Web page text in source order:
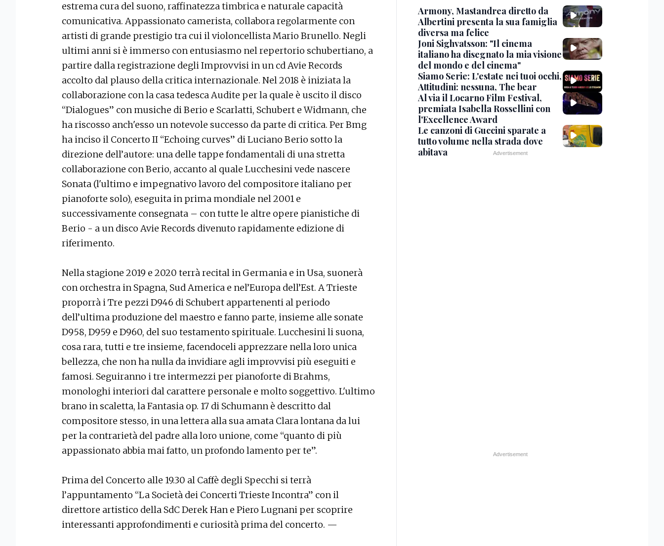
estrema cura del suono, raffinatezza timbrica e naturale capacità
comunicativa. Appassionato camerista, collabora regolarmente con
artisti di grande prestigio tra cui il violoncellista Mario Brunello. Negli
ultimi anni si è immerso con entusiasmo nel repertorio schubertiano, a
partire dalla registrazione degli Improvvisi in un cd Avie Records
accolto dal plauso della critica internazionale. Nel 2018 è iniziata la
collaborazione con la casa tedesca Audite per la quale è uscito il disco
“Dialogues” con musiche di Berio e Scarlatti, Schubert e Widmann, che
ha riscosso anch'esso un notevole successo da parte di critica. Per Bmg
ha inciso il Concerto II “Echoing curves” di Luciano Berio sotto la
direzione dell’autore: una delle tappe fondamentali di una stretta
collaborazione con Berio, accanto al quale Lucchesini vede nascere
Sonata (l'ultimo e impegnativo lavoro del compositore italiano per
pianoforte solo), eseguita in prima mondiale nel 2001 e
successivamente consegnata – con tutte le altre opere pianistiche di
Berio - a un disco Avie Records divenuto rapidamente edizione di
riferimento.
Nella stagione 2019 e 2020 terrà recital in Germania e in Usa, suonerà
con orchestra in Spagna, Sud America e nel’Europa dell’Est. A Trieste
proporrà i Tre pezzi D946 di Schubert appartenenti al periodo
dell’ultima produzione del maestro e fanno parte, insieme alle sonate
D958, D959 e D960, del suo testamento spirituale. Lucchesini li suona,
cosa rara, tutti e tre insieme, facendoceli apprezzare nella loro unica
bellezza, che non ha nulla da invidiare agli improvvisi più eseguiti e
famosi. Seguiranno i tre intermezzi per pianoforte di Brahms,
monologhi interiori dal carattere personale e molto soggettivo. L'ultimo
brano in scaletta, la Fantasia op. 17 di Schumann è descritto dal
compositore stesso, in una lettera alla sua amata Clara lontana da lui
per la contrarietà del padre alla loro unione, come “quanto di più
appassionato abbia mai fatto, un profondo lamento per te”.
Prima del Concerto alle 19.30 al Caffè degli Specchi si terrà
l’appuntamento “La Società dei Concerti Trieste Incontra” con il
direttore artistico della SdC Derek Han e Piero Lugnani per scoprire
interessanti approfondimenti e curiosità prima del concerto. —
Armony, Mastandrea diretto da
Albertini presenta la sua famiglia
diversa ma felice
Joni Sighvatsson: "Il cinema
italiano ha disegnato la mia visione
del mondo e del cinema"
Siamo Serie: L'estate nei tuoi occhi,
Attitudini: nessuna, The bear
Al via il Locarno Film Festival,
premiata Isabella Rossellini con
l'Excellence Award
Le canzoni di Guccini sparate a
tutto volume nella strada dove
abitava